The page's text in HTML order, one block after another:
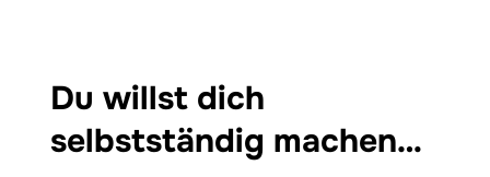
Du willst dich
selbstständig machen…